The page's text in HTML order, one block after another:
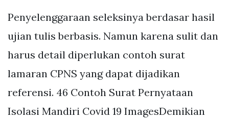
Penyelenggaraan seleksinya berdasar hasil
ujian tulis berbasis. Namun karena sulit dan
harus detail diperlukan contoh surat
lamaran CPNS yang dapat dijadikan
referensi. 46 Contoh Surat Pernyataan
Isolasi Mandiri Covid 19 ImagesDemikian